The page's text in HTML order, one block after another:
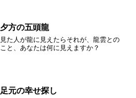
夕方の五頭龍
見た人が龍に見えたらそれが、龍雲との
こと、あなたは何に見えますか？
足元の幸せ探し